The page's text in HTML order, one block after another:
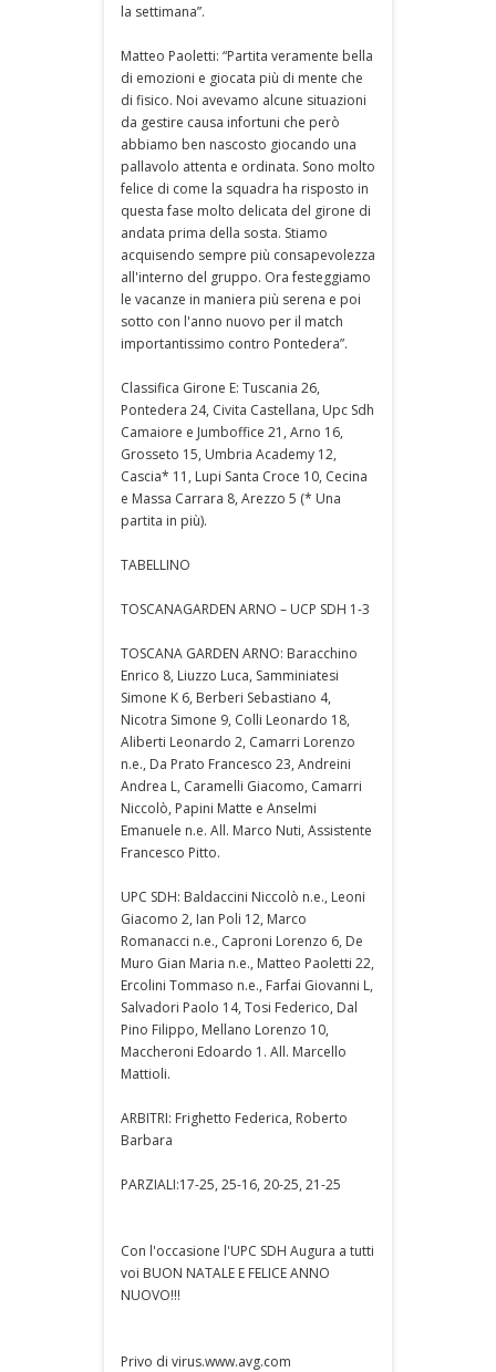
la settimana”.
Matteo Paoletti: “Partita veramente bella
di emozioni e giocata più di mente che
di fisico. Noi avevamo alcune situazioni
da gestire causa infortuni che però
abbiamo ben nascosto giocando una
pallavolo attenta e ordinata. Sono molto
felice di come la squadra ha risposto in
questa fase molto delicata del girone di
andata prima della sosta. Stiamo
acquisendo sempre più consapevolezza
all'interno del gruppo. Ora festeggiamo
le vacanze in maniera più serena e poi
sotto con l'anno nuovo per il match
importantissimo contro Pontedera”.
Classifica Girone E: Tuscania 26,
Pontedera 24, Civita Castellana, Upc Sdh
Camaiore e Jumboffice 21, Arno 16,
Grosseto 15, Umbria Academy 12,
Cascia* 11, Lupi Santa Croce 10, Cecina
e Massa Carrara 8, Arezzo 5 (* Una
partita in più).
TABELLINO
TOSCANAGARDEN ARNO – UCP SDH 1-3
TOSCANA GARDEN ARNO: Baracchino
Enrico 8, Liuzzo Luca, Samminiatesi
Simone K 6, Berberi Sebastiano 4,
Nicotra Simone 9, Colli Leonardo 18,
Aliberti Leonardo 2, Camarri Lorenzo
n.e., Da Prato Francesco 23, Andreini
Andrea L, Caramelli Giacomo, Camarri
Niccolò, Papini Matte e Anselmi
Emanuele n.e. All. Marco Nuti, Assistente
Francesco Pitto.
UPC SDH: Baldaccini Niccolò n.e., Leoni
Giacomo 2, Ian Poli 12, Marco
Romanacci n.e., Caproni Lorenzo 6, De
Muro Gian Maria n.e., Matteo Paoletti 22,
Ercolini Tommaso n.e., Farfai Giovanni L,
Salvadori Paolo 14, Tosi Federico, Dal
Pino Filippo, Mellano Lorenzo 10,
Maccheroni Edoardo 1. All. Marcello
Mattioli.
ARBITRI: Frighetto Federica, Roberto
Barbara
PARZIALI:17-25, 25-16, 20-25, 21-25
Con l'occasione l'UPC SDH Augura a tutti
voi BUON NATALE E FELICE ANNO
NUOVO!!!
Privo di virus.www.avg.com